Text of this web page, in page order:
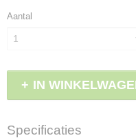
Aantal
IN
Specificaties